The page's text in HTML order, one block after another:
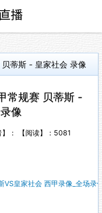
蒂斯 - 皇家社会 录像
常规赛 贝蒂斯 -
像
： 【阅读】： 5081
皇家社会 西甲录像_全场录